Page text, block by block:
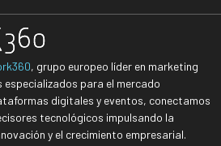
, grupo europeo líder en marketing
especializados para el mercado
digitales y eventos, conectamos
tecnológicos impulsando la
y el crecimiento empresarial.